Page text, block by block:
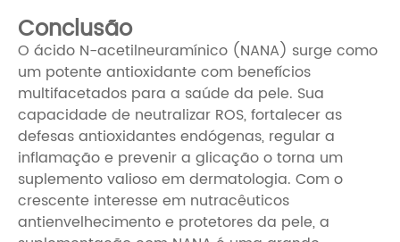
Conclusão
O ácido N-acetilneuramínico (NANA) surge como
um potente antioxidante com benefícios
multifacetados para a saúde da pele. Sua
capacidade de neutralizar ROS, fortalecer as
defesas antioxidantes endógenas, regular a
inflamação e prevenir a glicação o torna um
suplemento valioso em dermatologia. Com o
crescente interesse em nutracêuticos
antienvelhecimento e protetores da pele, a